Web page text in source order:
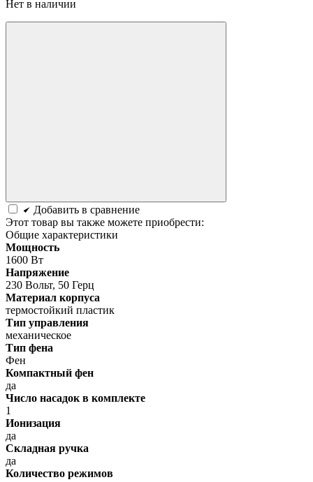
Нет в наличии
Добавить в сравнение
Этот товар вы также можете приобрести:
Общие характеристики
Мощность
1600 Вт
Напряжение
230 Вольт, 50 Герц
Материал корпуса
термостойкий пластик
Тип управления
механическое
Тип фена
Фен
Компактный фен
да
Число насадок в комплекте
1
Ионизация
да
Складная ручка
да
Количество режимов